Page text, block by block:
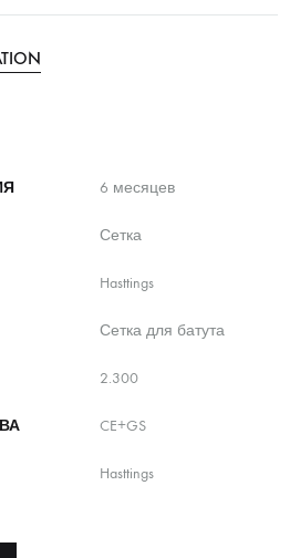
6 месяцев
Сетка
Hasttings
Сетка для батута
2.300
CE+GS
Hasttings